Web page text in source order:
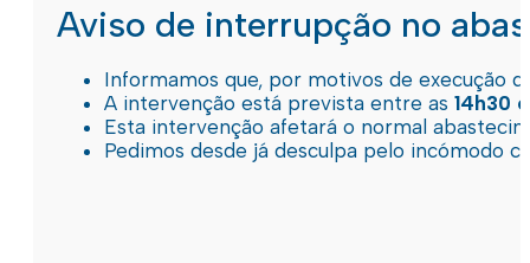
Aviso de interrupção no
Informamos que, por motivos de execução
A intervenção está prevista entre as 14h30
Esta intervenção afetará o normal
Pedimos desde já desculpa pelo incómodo